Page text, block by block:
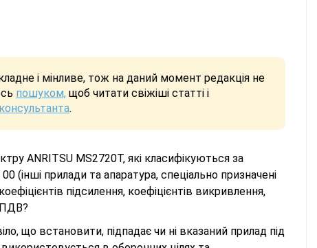
і мінливе, тож на даний момент редакція не
пошуком, щоб читати свіжіші статті і
.
ANRITSU MS2720T, які класифікуються за
(інші прилади та апаратура, спеціально призначені
підсилення, коефіцієнтів викривлення,
що встановити, підпадає чи ні вказаний прилад під